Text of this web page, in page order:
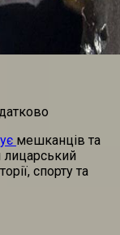
мешканців та
лицарський
спорту та